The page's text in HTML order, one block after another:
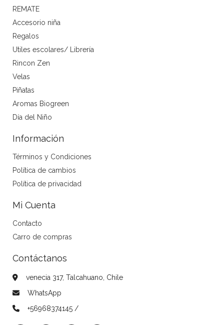
REMATE
Accesorio niña
Regalos
Utiles escolares/ Librería
Rincon Zen
Velas
Piñatas
Aromas Biogreen
Día del Niño
Información
Términos y Condiciones
Política de cambios
Política de privacidad
Mi Cuenta
Contacto
Carro de compras
Contáctanos
venecia 317, Talcahuano, Chile
WhatsApp
+56968374145 /